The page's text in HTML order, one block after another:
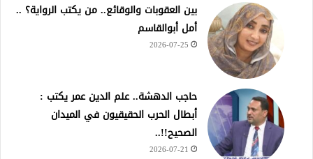
بين العقوبات والوقائع.. من يكتب الرواية؟ ..
أمل أبوالقاسم
2026-07-25
حاجب الدهشة.. علم الدين عمر يكتب :
أبطال الحرب الحقيقيون في الميدان
الصحيح!!..
2026-07-21